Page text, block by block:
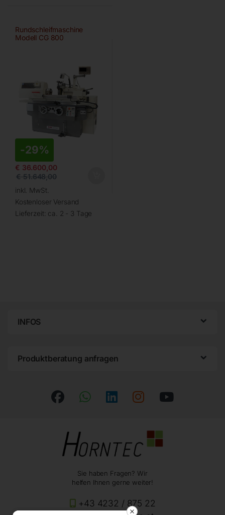
Rundschleifmaschine
Modell CG 800
-29%
€ 36.600,00
€51.648,00
inkl. MwSt.
Kostenloser Versand
Lieferzeit: ca. 2 - 3 Tage
INFOS
Produktberatung anfragen
Sie haben Fragen? Wir
helfen Ihnen gerne weiter!
+43 4232 / 875 22